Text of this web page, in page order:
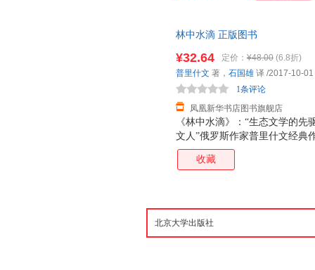
林中水滴 正版图书
《林中水滴》：“生态文学的先
文人”俄罗斯作家普里什文经典
家委员会主席、北京大学原校
¥32.64 定价： ¥48.00 (6.8折)
凤凰新华书店图书旗舰店
1条评论
普里什文 著， 石国雄 译 /2017-10-01
收藏